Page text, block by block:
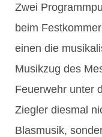
Zwei
beim
einen die
Musikzug des
Feuerwehr unter
Ziegler diesmal
Blasmusik,